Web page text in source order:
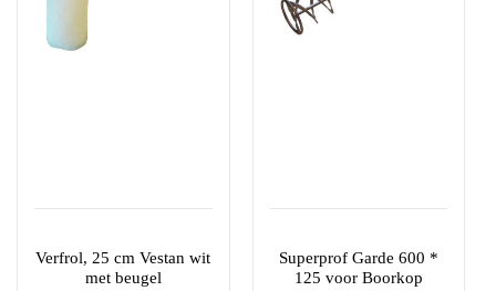
Verfrol, 25 cm Vestan wit
met beugel
Superprof Garde 600 *
125 voor Boorkop